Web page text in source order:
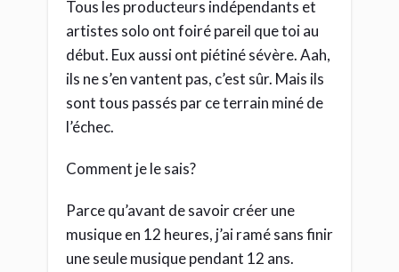
Tous les producteurs indépendants et
artistes solo ont foiré pareil que toi au
début. Eux aussi ont piétiné sévère. Aah,
ils ne s’en vantent pas, c’est sûr. Mais ils
sont tous passés par ce terrain miné de
l’échec.
Comment je le sais?
Parce qu’avant de savoir créer une
musique en 12 heures, j’ai ramé sans finir
une seule musique pendant 12 ans.